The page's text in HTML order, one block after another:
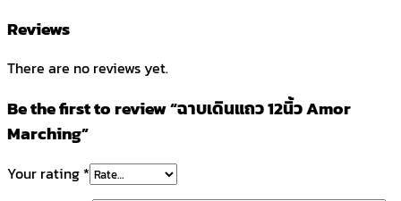
Reviews
There are no reviews yet.
Be the first to review “ฉาบเดินแถว 12นิ้ว Amor
Marching”
Your rating *